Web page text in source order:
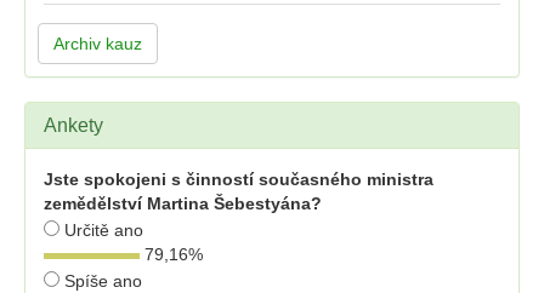
Archiv kauz
Ankety
Jste spokojeni s činností současného ministra
zemědělství Martina Šebestyána?
Určitě ano
79,16%
Spíše ano